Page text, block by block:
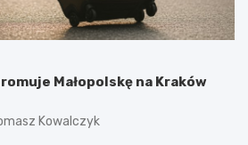
Małopolskę na Kraków
Kowalczyk